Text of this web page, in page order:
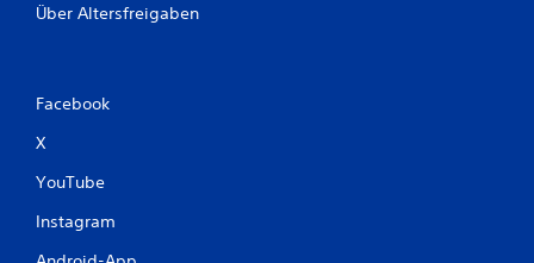
Über Altersfreigaben
Facebook
X
YouTube
Instagram